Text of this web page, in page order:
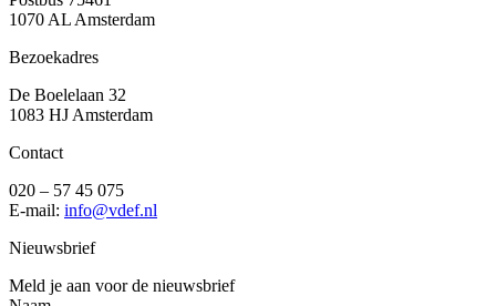
1070 AL Amsterdam
Bezoekadres
De Boelelaan 32
1083 HJ Amsterdam
Contact
020 – 57 45 075
E-mail: info@vdef.nl
Nieuwsbrief
Meld je aan voor de nieuwsbrief